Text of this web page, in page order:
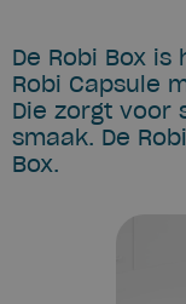
De Robi Box
Robi Capsule
Die zorgt voor
smaak. De
Box.